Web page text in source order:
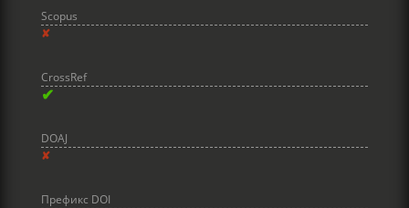
Scopus
✘
CrossRef
✔
DOAJ
✘
Префикс DOI